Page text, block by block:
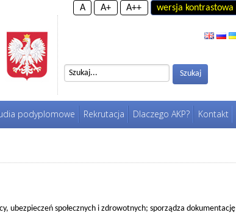
A A+ A++ wersja kontrastowa
Szukaj
Szukaj
podyplomowe Rekrutacja Dlaczego AKP? Kontakt
ubezpieczeń społecznych i zdrowotnych; sporządza dokumentację